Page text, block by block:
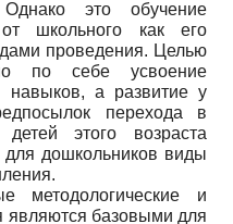
это обучение
от школьного как его
проведения. Целью
по себе усвоение
навыков, а развитие у
перехода в
этого возраста
дошкольников виды
методологические и
являются базовыми для